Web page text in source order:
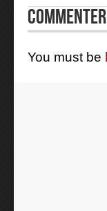
Commenter
You must be